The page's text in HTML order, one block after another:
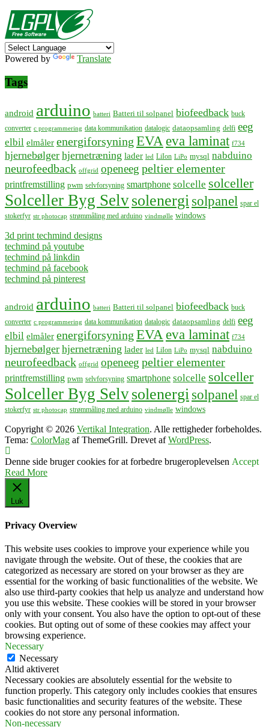
Powered by Translate
Tags
android arduino batteri Batteri til solpanel biofeedback buck
converter c programmering data kommunikation datalogic dataopsamling delfi eeg
elbil elmåler energiforsyning EVA eva laminat f734
hjernebølger hjernetræning lader led LiIon LiPo mysql nabduino
neurofeedback offgrid openeeg peltier elementer
printfremstilling pwm selvforsyning smartphone solcelle solceller
Solceller Byg Selvsolenergi solpanel spar el
stokerfyr str photocap strømmåling med arduino vindmølle windows
3d print techmind designs
techmind på youtube
techmind på linkdin
techmind på facebook
techmind på pinterest
android arduino batteri Batteri til solpanel biofeedback buck
converter c programmering data kommunikation datalogic dataopsamling delfi eeg
elbil elmåler energiforsyning EVA eva laminat f734
hjernebølger hjernetræning lader led LiIon LiPo mysql nabduino
neurofeedback offgrid openeeg peltier elementer
printfremstilling pwm selvforsyning smartphone solcelle solceller
Solceller Byg Selvsolenergi solpanel spar el
stokerfyr str photocap strømmåling med arduino vindmølle windows
Copyright © 2026 Vertikal Integration. Alle rettigheder forbeholdes.
Tema: ColorMag af ThemeGrill. Drevet afWordPress.
Denne side bruger cookies for at forbedre brugeroplevelsen Accept
Read More
Luk
Privacy Overview
This website uses cookies to improve your experience while you
navigate through the website. Out of these, the cookies that are
categorized as necessary are stored on your browser as they are
essential for the working of basic functionalities of the website. We
also use third-party cookies that help us analyze and understand how
you use this website. These cookies will be stored in your browser
only with your consent. You also have the option to opt-out of these
cookies. But opting out of some of these cookies may affect your
browsing experience.
Necessary
Necessary
Altid aktiveret
Necessary cookies are absolutely essential for the website to
function properly. This category only includes cookies that ensures
basic functionalities and security features of the website. These
cookies do not store any personal information.
Non-necessary